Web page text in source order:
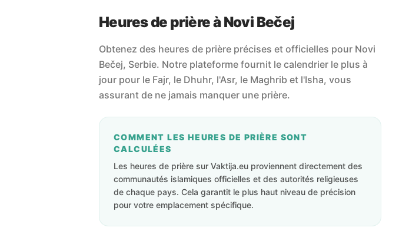
Heures de prière à Novi Bečej
Obtenez des heures de prière précises et officielles pour Novi
Bečej, Serbie. Notre plateforme fournit le calendrier le plus à
jour pour le Fajr, le Dhuhr, l'Asr, le Maghrib et l'Isha, vous
assurant de ne jamais manquer une prière.
COMMENT LES HEURES DE PRIÈRE SONT
CALCULÉES
Les heures de prière sur Vaktija.eu proviennent directement des
communautés islamiques officielles et des autorités religieuses
de chaque pays. Cela garantit le plus haut niveau de précision
pour votre emplacement spécifique.